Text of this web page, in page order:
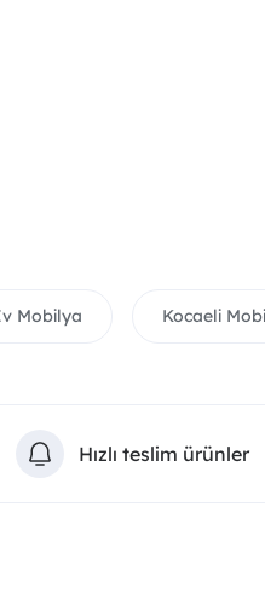
Mobilya Kocaeli
Hızlı teslim ürünler